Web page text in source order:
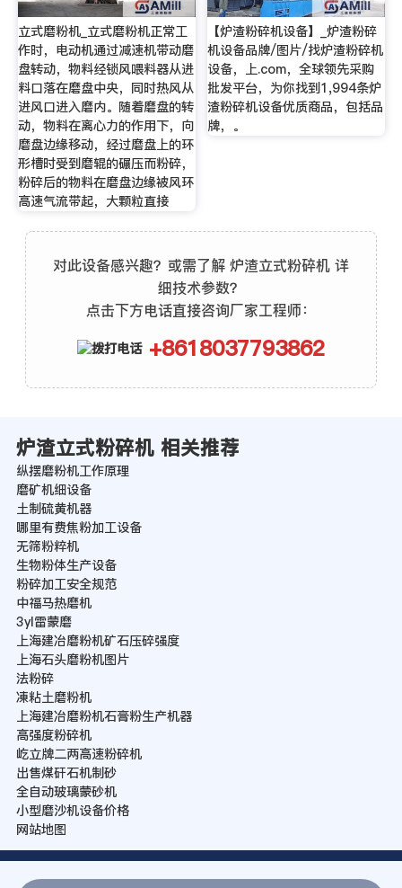
立式磨粉机_立式磨粉机正常工
作时，电动机通过减速机带动磨
盘转动，物料经锁风喂料器从进
料口落在磨盘中央，同时热风从
进风口进入磨内。随着磨盘的转
动，物料在离心力的作用下，向
磨盘边缘移动，经过磨盘上的环
形槽时受到磨辊的碾压而粉碎，
粉碎后的物料在磨盘边缘被风环
高速气流带起，大颗粒直接
【炉渣粉碎机设备】_炉渣粉碎
机设备品牌/图片/找炉渣粉碎机
设备，上.com，全球领先采购
批发平台，为你找到1,994条炉
渣粉碎机设备优质商品，包括品
牌，。
对此设备感兴趣？或需了解 炉渣立式粉碎机 详
细技术参数？
点击下方电话直接咨询厂家工程师：
+8618037793862
炉渣立式粉碎机 相关推荐
纵摆磨粉机工作原理
磨矿机细设备
土制硫黄机器
哪里有费焦粉加工设备
无筛粉粹机
生物粉体生产设备
粉碎加工安全规范
中福马热磨机
3yl雷蒙磨
上海建冶磨粉机矿石压碎强度
上海石头磨粉机图片
法粉碎
凍粘土磨粉机
上海建冶磨粉机石膏粉生产机器
高强度粉碎机
屹立牌二两高速粉碎机
出售煤矸石机制砂
全自动玻璃蒙砂机
小型磨沙机设备价格
网站地图